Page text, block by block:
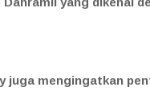
juga mengingatkan